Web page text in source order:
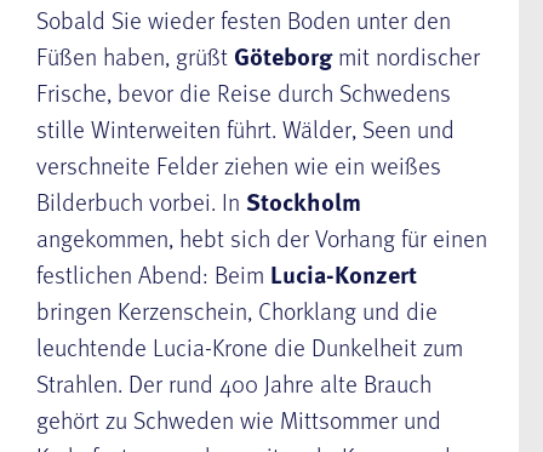
Sobald Sie wieder festen Boden unter den
Füßen haben, grüßt Göteborgmit nordischer
Frische, bevor die Reise durch Schwedens
stille Winterweiten führt. Wälder, Seen und
verschneite Felder ziehen wie ein weißes
Bilderbuch vorbei. In Stockholm
angekommen, hebt sich der Vorhang für einen
festlichen Abend: Beim Lucia-Konzert
bringen Kerzenschein, Chorklang und die
leuchtende Lucia-Krone die Dunkelheit zum
Strahlen. Der rund 400 Jahre alte Brauch
gehört zu Schweden wie Mittsommer und